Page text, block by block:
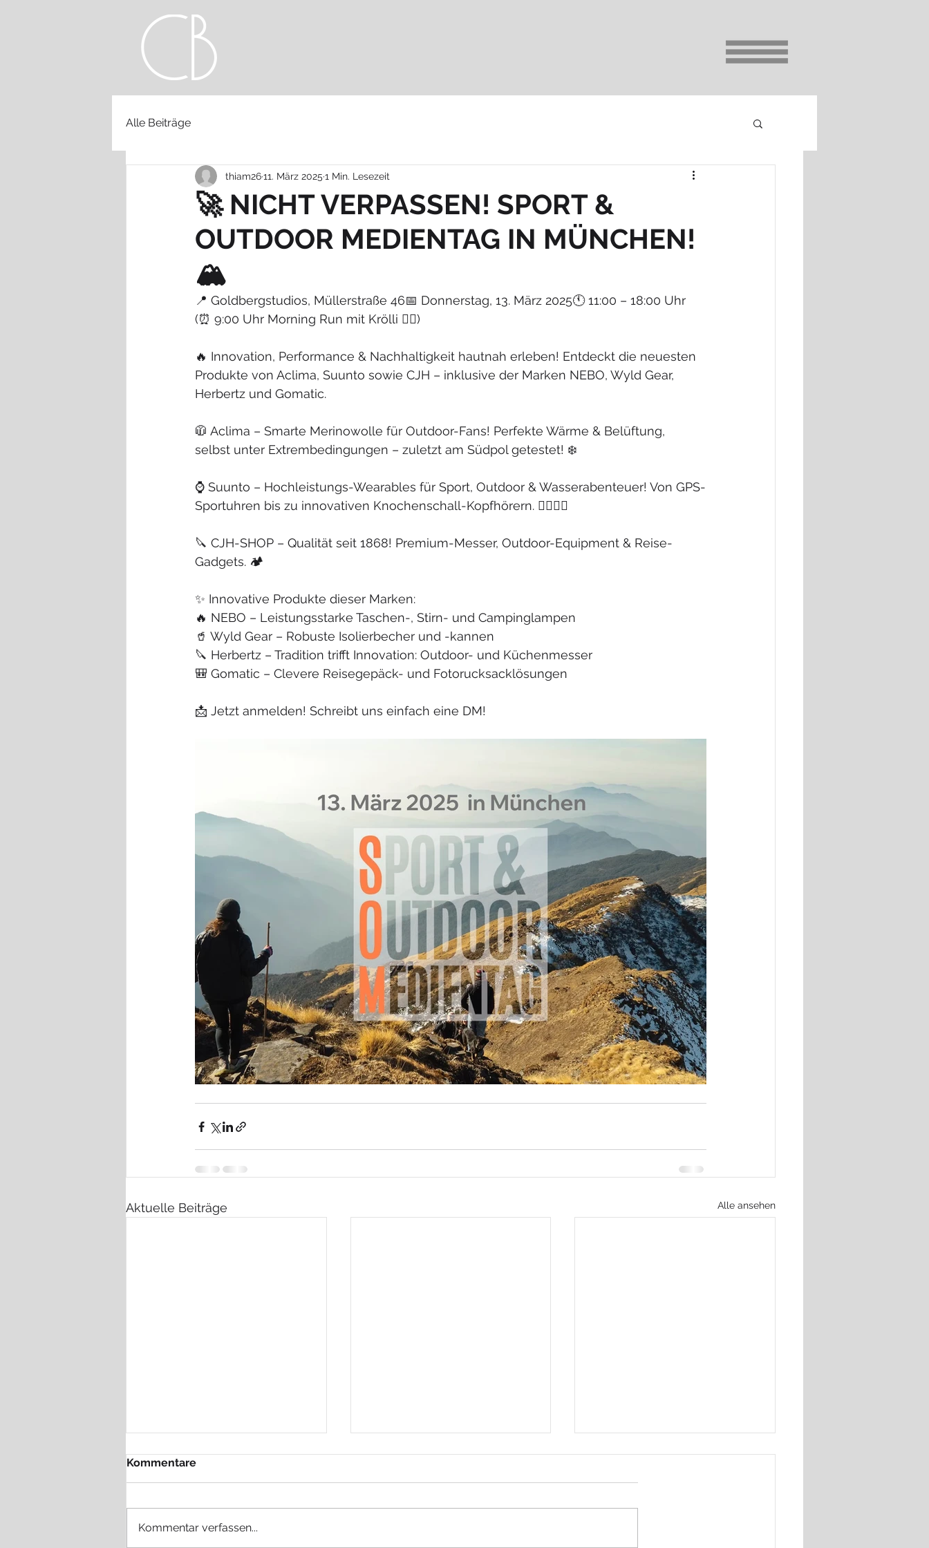
Alle Beiträge
🚀 NICHT VERPASSEN! SPORT &
OUTDOOR MEDIENTAG IN MÜNCHEN!
🏔️
thiam2611. März 2025 1 Min. Lesezeit
📍 Goldbergstudios, Müllerstraße 46📅 Donnerstag, 13. März 2025🕚 11:00 – 18:00 Uhr
(⏰ 9:00 Uhr Morning Run mit Krölli 🏃‍♂️)
🔥 Innovation, Performance & Nachhaltigkeit hautnah erleben! Entdeckt die neuesten
Produkte von Aclima, Suunto sowie CJH – inklusive der Marken NEBO, Wyld Gear,
Herbertz und Gomatic.
🧥 Aclima – Smarte Merinowolle für Outdoor-Fans! Perfekte Wärme & Belüftung,
selbst unter Extrembedingungen – zuletzt am Südpol getestet! ❄️
⌚ Suunto – Hochleistungs-Wearables für Sport, Outdoor & Wasserabenteuer! Von GPS-
Sportuhren bis zu innovativen Knochenschall-Kopfhörern. 🏊‍♂️🏃‍♂️
🔪 CJH-SHOP – Qualität seit 1868! Premium-Messer, Outdoor-Equipment & Reise-
Gadgets. 🏕️
✨ Innovative Produkte dieser Marken:
🔥 NEBO – Leistungsstarke Taschen-, Stirn- und Campinglampen
🥤 Wyld Gear – Robuste Isolierbecher und -kannen
🔪 Herbertz – Tradition trifft Innovation: Outdoor- und Küchenmesser
🎒 Gomatic – Clevere Reisegepäck- und Fotorucksacklösungen
📩 Jetzt anmelden! Schreibt uns einfach eine DM!
Aktuelle Beiträge Alle ansehen
Kommentare
Kommentar verfassen...